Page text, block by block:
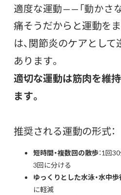
適度な運動——「動かさ
痛そうだからと運動を
は、関節炎のケアとし
あります。
適切な運動は筋肉を維
ます。
推奨される運動の形式：
短時間・複数回の散歩：1回
3回に分ける
ゆっくりとした水泳・水中歩
に軽減